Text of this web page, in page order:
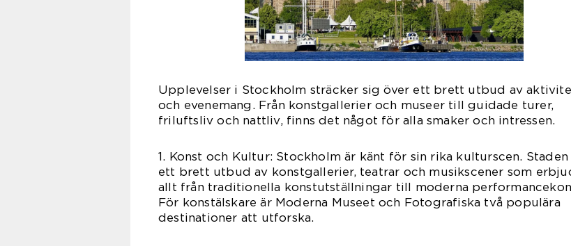
Upplevelser i Stockholm sträcker sig över ett brett utbud av
och evenemang. Från konstgallerier och museer till guidade turer,
friluftsliv och nattliv, finns det något för alla smaker och intressen.
1. Konst och Kultur: Stockholm är känt för sin rika kulturscen. Staden
ett brett utbud av konstgallerier, teatrar och musikscener som
allt från traditionella konstutställningar till moderna
För konstälskare är Moderna Museet och Fotografiska två populära
destinationer att utforska.